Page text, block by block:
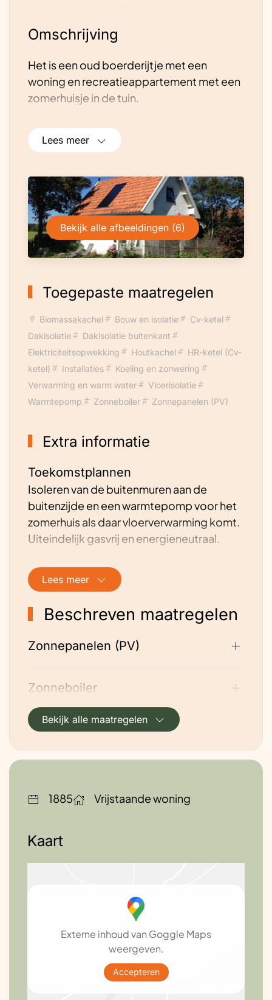
Omschrijving
Het is een oud boerderijtje met een
woning en recreatieappartement met een
zomerhuisje in de tuin.
Lees meer
Bekijk alle afbeeldingen (6)
Toegepaste maatregelen
Biomassakachel Bouw en isolatie
Cv-ketel
Dakisolatie
Dakisolatie buitenkant
Elektriciteitsopwekking
Houtkachel
HR-ketel (Cv-
ketel)
Installaties
Koeling en zonwering
Verwarming en warm water
Vloerisolatie
Warmtepomp
Zonneboiler Zonnepanelen (PV)
Extra informatie
Toekomstplannen
Isoleren van de buitenmuren aan de
buitenzijde en een warmtepomp voor het
zomerhuis als daar vloerverwarming komt.
Uiteindelijk gasvrij en energieneutraal.
Lees meer
Beschreven maatregelen
Zonnepanelen (PV)
Zonneboiler
Houtkachel
Bekijk alle maatregelen
1885 Vrijstaande woning
Kaart
Externe inhoud van Goggle Maps
weergeven.
Accepteren